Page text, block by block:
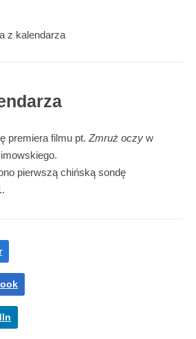
z kalendarza
premiera filmu pt. Zmruż oczyw
pierwszą chińską sondę